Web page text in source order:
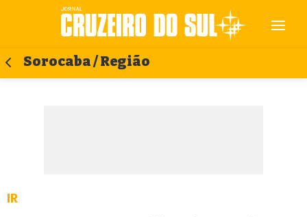
Sorocaba / Região
IR